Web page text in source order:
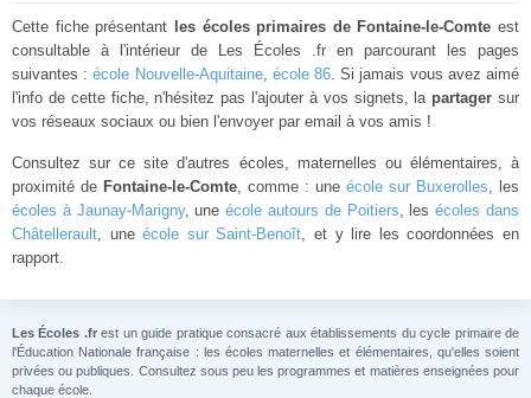
Cette fiche présentant les écoles primaires de Fontaine-le-Comte est
consultable à l'intérieur de Les Écoles .fr en parcourant les pages
suivantes :école Nouvelle-Aquitaine, école 86. Si jamais vous avez aimé
l'info de cette fiche, n'hésitez pas l'ajouter à vos signets, la partager sur
vos réseaux sociaux ou bien l'envoyer par email à vos amis !
Consultez sur ce site d'autres écoles, maternelles ou élémentaires, à
proximité de Fontaine-le-Comte, comme : une école sur Buxerolles, les
écoles à Jaunay-Marigny, uneécole autours de Poitiers, lesécoles dans
Châtellerault, uneécole sur Saint-Benoît, et y lire les coordonnées en
rapport.
Les Écoles .frest un guide pratique consacré aux établissements du cycle primaire de
l'Éducation Nationale française : les écoles maternelles et élémentaires, qu'elles soient
privées ou publiques. Consultez sous peu les programmes et matières enseignées pour
chaque école.